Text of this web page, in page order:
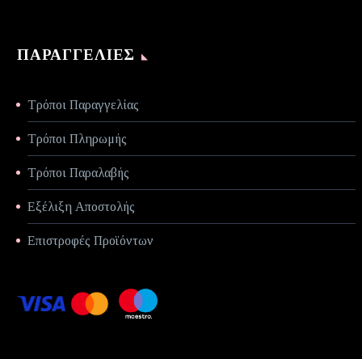
ΠΑΡΑΓΓΕΛΊΕΣ
Τρόποι Παραγγελίας
Τρόποι Πληρωμής
Τρόποι Παραλαβής
Εξέλιξη Αποστολής
Επιστροφές Προϊόντων